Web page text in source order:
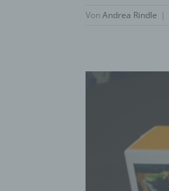
Von Andrea Rindle |